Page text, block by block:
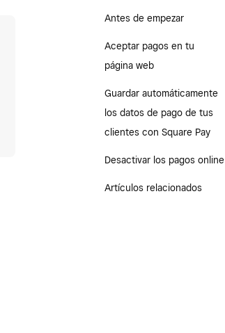
Antes de empezar
Aceptar pagos en tu
página web
Guardar automáticamente
los datos de pago de tus
clientes con Square Pay
Desactivar los pagos online
Artículos relacionados